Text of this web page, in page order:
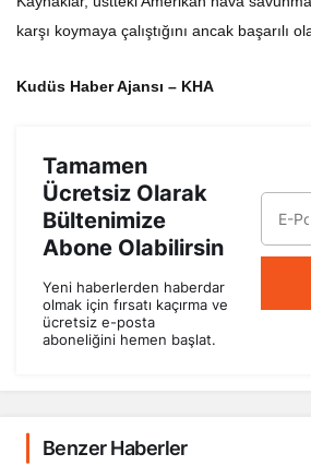
karşı koymaya çalıştığını ancak başarılı
Kudüs Haber Ajansı – KHA
Tamamen
Ücretsiz Olarak
Bültenimize
Abone Olabilirsin
Yeni haberlerden haberdar
olmak için fırsatı kaçırma ve
ücretsiz e-posta
aboneliğini hemen başlat.
Benzer Haberler